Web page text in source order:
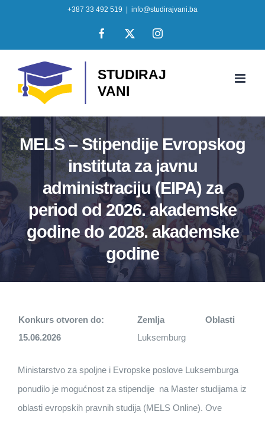
+387 33 492 519 info@studirajvani.ba
Facebook
X Instagram
MELS – Stipendije Evropskog
instituta za javnu
administraciju (EIPA) za
period od 2026. akademske
godine do 2028. akademske
godine
Konkurs otvoren do: Zemlja
Oblasti
15.06.2026
Luksemburg
Ministarstvo za spoljne i Evropske poslove Luksemburga
ponudilo je mogućnost za stipendije na Master studijama iz
oblasti evropskih pravnih studija (MELS Online). Ove